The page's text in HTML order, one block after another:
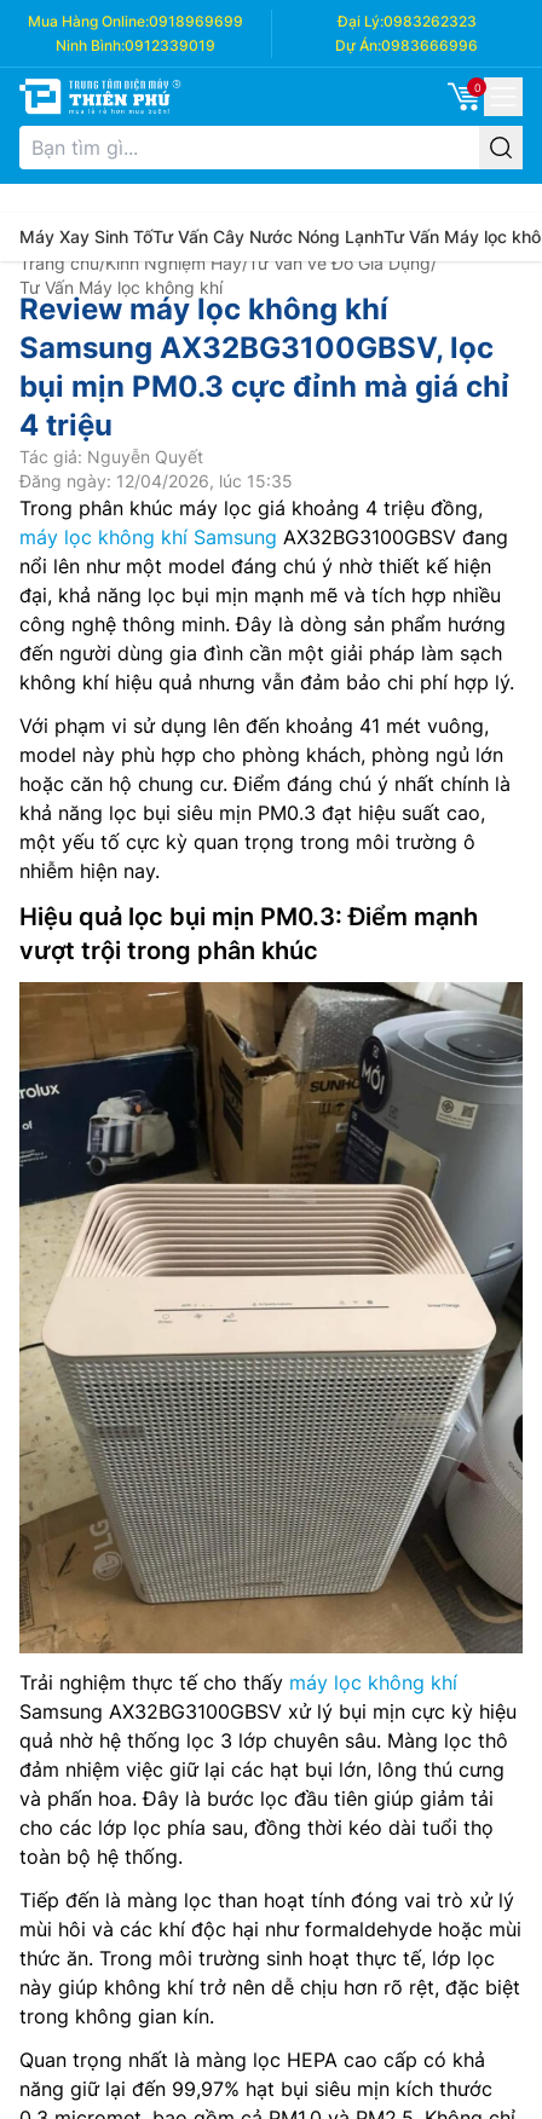
Mua Hàng Online:0918969699 Đại Lý:0983262323
Ninh Bình:0912339019 Dự Án:0983666996
0
Máy Xay Sinh TốTư Vấn Cây Nước Nóng LạnhTư Vấn Máy lọc
Trang chủ/Kinh Nghiệm Hay/Tư Vấn về Đồ Gia Dụng/
Tư Vấn Máy lọc không khí
Review máy lọc không khí
Samsung AX32BG3100GBSV, lọc
bụi mịn PM0.3 cực đỉnh mà giá chỉ
4 triệu
Tác giả: Nguyễn Quyết
Đăng ngày: 12/04/2026, lúc 15:35
Trong phân khúc máy lọc giá khoảng 4 triệu đồng,
máy lọc không khí Samsung AX32BG3100GBSV đang
nổi lên như một model đáng chú ý nhờ thiết kế hiện
đại, khả năng lọc bụi mịn mạnh mẽ và tích hợp nhiều
công nghệ thông minh. Đây là dòng sản phẩm hướng
đến người dùng gia đình cần một giải pháp làm sạch
không khí hiệu quả nhưng vẫn đảm bảo chi phí hợp lý.
Với phạm vi sử dụng lên đến khoảng 41 mét vuông,
model này phù hợp cho phòng khách, phòng ngủ lớn
hoặc căn hộ chung cư. Điểm đáng chú ý nhất chính là
khả năng lọc bụi siêu mịn PM0.3 đạt hiệu suất cao,
một yếu tố cực kỳ quan trọng trong môi trường ô
nhiễm hiện nay.
Hiệu quả lọc bụi mịn PM0.3: Điểm mạnh
vượt trội trong phân khúc
Trải nghiệm thực tế cho thấy máy lọc không khí
Samsung AX32BG3100GBSV xử lý bụi mịn cực kỳ hiệu
quả nhờ hệ thống lọc 3 lớp chuyên sâu. Màng lọc thô
đảm nhiệm việc giữ lại các hạt bụi lớn, lông thú cưng
và phấn hoa. Đây là bước lọc đầu tiên giúp giảm tải
cho các lớp lọc phía sau, đồng thời kéo dài tuổi thọ
toàn bộ hệ thống.
Tiếp đến là màng lọc than hoạt tính đóng vai trò xử lý
mùi hôi và các khí độc hại như formaldehyde hoặc mùi
thức ăn. Trong môi trường sinh hoạt thực tế, lớp lọc
này giúp không khí trở nên dễ chịu hơn rõ rệt, đặc biệt
trong không gian kín.
Quan trọng nhất là màng lọc HEPA cao cấp có khả
năng giữ lại đến 99,97% hạt bụi siêu mịn kích thước